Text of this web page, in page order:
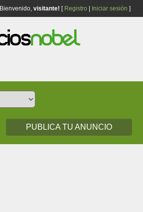
Bienvenido, visitante! [ Registro Iniciar sesión ]
PUBLICA TU ANUNCIO